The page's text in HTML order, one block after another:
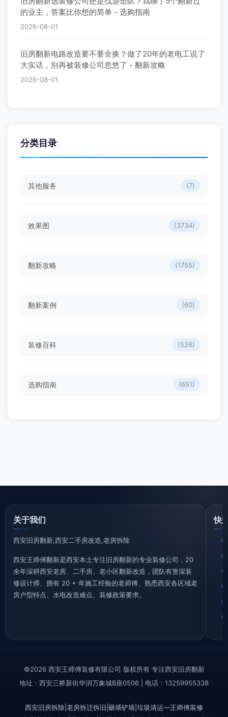
的业主，答案比你想的简单 - 选购指南
2026-08-01
旧房翻新电路改造要不要全换？做了20年的老电工说了
大实话，别再被装修公司忽悠了 - 翻新攻略
2026-08-01
分类目录
其他服务 (7)
效果图 (3734)
翻新攻略 (1755)
翻新案例 (60)
装修百科 (526)
选购指南 (651)
关于我们
西安旧房翻新,西安二手房改造,老房拆除
西安王师傅翻新是西安本土专注旧房翻新的专业装修公司，20
余年深耕西安老房、二手房、老小区翻新改造，团队有资深装
修设计师、拥有 20 + 年施工经验的老师傅、熟悉西安各区域老
房户型特点、水电改造难点、装修政策要求。
快
©2026 西安王师傅装修有限公司 版权所有 专注西安旧房翻新
地址：西安三桥新街华润万象城B座0506 | 电话：13259955338
西安旧房拆除|老房拆迁拆旧|砸墙铲墙|垃圾清运—王师傅装修